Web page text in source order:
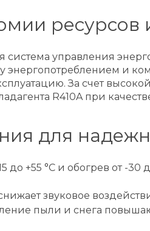
ресурсов
система управления
энергопотреблением и
За счет
R410A при
для
+55 °C и обогрев от -30
звуковое
пыли и снега